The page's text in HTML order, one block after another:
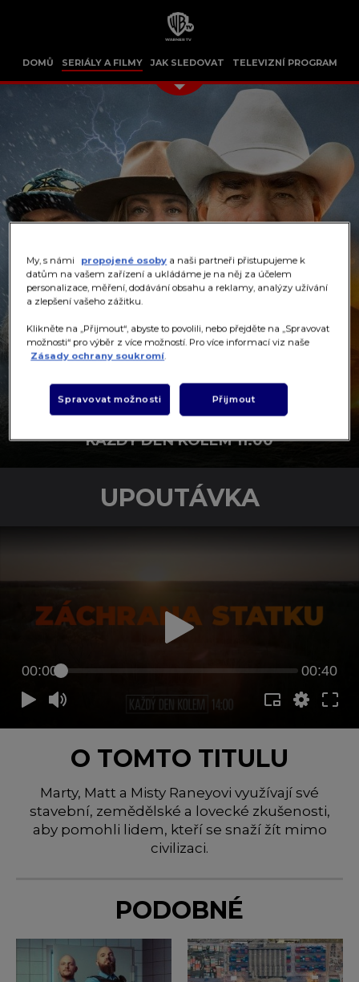
DOMŮ SERIÁLY A FILMY JAK SLEDOVAT TELEVIZNÍ PROGRAM
ZÁCHRANA STATKU
KAŽDÝ DEN KOLEM 11:00
UPOUTÁVKA
00:00 00:40
O TOMTO TITULU
Marty, Matt a Misty Raneyovi využívají své
stavební, zemědělské a lovecké zkušenosti,
aby pomohli lidem, kteří se snaží žít mimo
civilizaci.
PODOBNÉ
My, s námi propojené osoby a naši partneři přistupujeme k
datům na vašem zařízení a ukládáme je na něj za účelem
personalizace, měření, dodávání obsahu a reklamy, analýzy užívání
a zlepšení vašeho zážitku.
Klikněte na „Přijmout“, abyste to povolili, nebo přejděte na „Spravovat
možnosti“ pro výběr z více možností. Pro více informací viz naše
Zásady ochrany soukromí.
Přijmout
Spravovat možnosti